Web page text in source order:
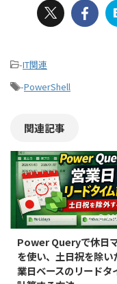
-IT関連
-PowerShell
関連記事
Power Queryで休日
を使い、土日祝を除い
業日ベースのリードタ